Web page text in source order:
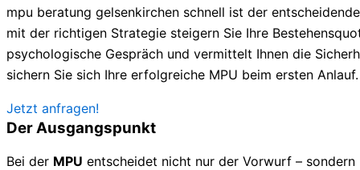
mpu beratung gelsenkirchen schnell ist der
mit der richtigen Strategie steigern Sie Ihre
psychologische Gespräch und vermittelt Ihnen die
sichern Sie sich Ihre erfolgreiche MPU beim ersten Anlauf.
Jetzt anfragen!
Der Ausgangspunkt
Bei der MPU entscheidet nicht nur der Vorwurf –